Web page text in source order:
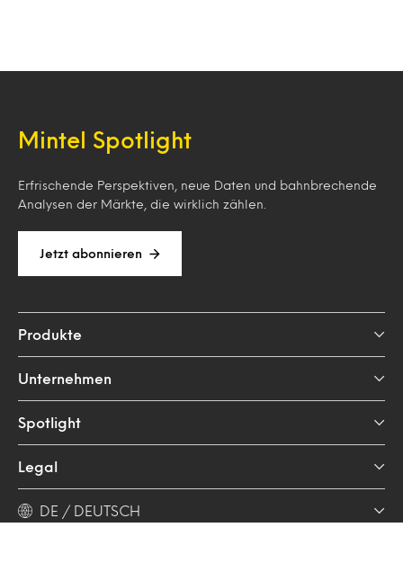
Mintel Spotlight
Erfrischende Perspektiven, neue Daten und bahnbrechende
Analysen der Märkte, die wirklich zählen.
Jetzt abonnieren
Produkte
Unternehmen
Spotlight
Legal
DE / DEUTSCH